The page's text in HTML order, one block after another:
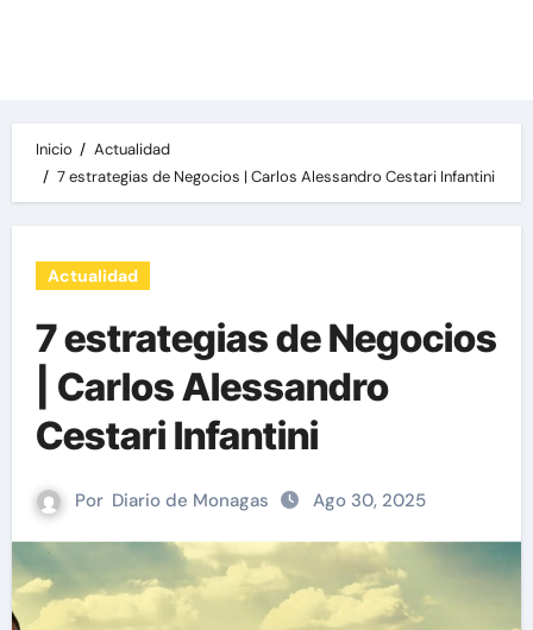
Inicio
Actualidad
7 estrategias de Negocios | Carlos Alessandro Cestari Infantini
Actualidad
7 estrategias de Negocios
| Carlos Alessandro
Cestari Infantini
Por Diario de Monagas Ago 30, 2025